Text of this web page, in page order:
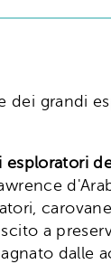
dei grandi
esploratori
a
dalle